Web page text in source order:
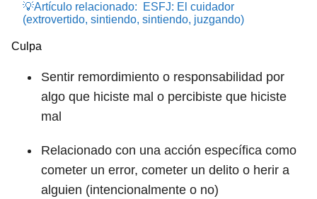
💡Artículo relacionado:
ESFJ: El cuidador
(extrovertido, sintiendo, sintiendo, juzgando)
Culpa
Sentir remordimiento o responsabilidad por
algo que hiciste mal o percibiste que hiciste
mal
Relacionado con una acción específica como
cometer un error, cometer un delito o herir a
alguien (intencionalmente o no)